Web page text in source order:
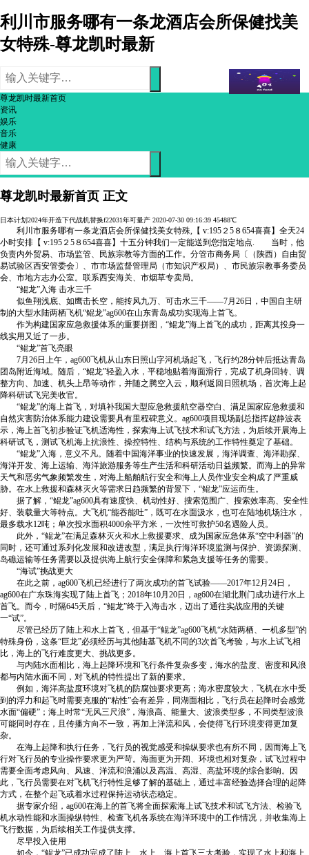
利川市服务哪有一条龙酒店会所保健找美
女特殊-尊龙凯时最新
尊龙凯时最新首页
资讯
娱乐
音乐
健康
尊龙凯时最新首页 正文
日本计划2024年开造下代战机替换f22031年可量产 2020-07-30 09:16:39 45488℃
利川市服务哪有一条龙酒店会所保健找美女特殊,【 v:195２5８654喜喜】全天24
小时安排【 v:195２5８654喜喜】十五分钟我们一定能送到您指定地点. 当时，他
负责内外贸易、市场监管、民族宗教等方面的工作。分管市商务局〔（陕西）自由贸
易试验区西安管委会〕、市市场监督管理局（市知识产权局）、市民族宗教事务委员
会、市地方志办公室。联系西安海关、市烟草专卖局。
“鲲龙”入海 击水三千
似鱼翔浅底、如鹰击长空，能抟风九万、可击水三千——7月26日，中国自主研
制的大型水陆两栖飞机“鲲龙”ag600在山东青岛成功实现海上首飞。
作为构建国家应急救援体系的重要拼图，“鲲龙”海上首飞的成功，距离其投身一
线实用又近了一步。
“鲲龙”首飞亮眼
7月26日上午，ag600飞机从山东日照山字河机场起飞，飞行约28分钟后抵达青岛
团岛附近海域。随后，“鲲龙”轻盈入水，平稳地贴着海面滑行，完成了机身回转、调
整方向、加速、机头上昂等动作，并随之腾空入云，顺利返回日照机场，首次海上起
降科研试飞完美收官。
“鲲龙”的海上首飞，对填补我国大型应急救援航空器空白、满足国家应急救援和
自然灾害防治体系能力建设需要具有里程碑意义。ag600项目现场副总指挥赵静波表
示，海上首飞初步验证飞机适海性，探索海上试飞技术和试飞方法，为后续开展海上
科研试飞，测试飞机海上抗浪性、操控特性、结构与系统的工作特性奠定了基础。
“鲲龙”入海，意义不凡。随着中国海洋事业的快速发展，海洋调查、海洋勘探、
海洋开发、海上运输、海洋旅游服务等生产生活和科研活动日益频繁。而海上的异常
天气和恶劣气象频繁发生，对海上船舶航行安全和海上人员作业安全构成了严重威
胁。在水上救援和森林灭火等需求日趋频繁的背景下，“鲲龙”应运而生。
据了解，“鲲龙”ag600具有速度快、机动性好、搜索范围广、搜索效率高、安全性
好、装载量大等特点。大飞机“能吞能吐”，既可在水面汲水，也可在陆地机场注水，
最多载水12吨；单次投水面积4000余平方米，一次性可救护50名遇险人员。
此外，“鲲龙”在满足森林灭火和水上救援要求、成为国家应急体系“空中利器”的
同时，还可通过系列化发展和改进改型，满足执行海洋环境监测与保护、资源探测、
岛礁运输等任务需要以及提供海上航行安全保障和紧急支援等任务的需要。
“海试”挑战更大
在此之前，ag600飞机已经进行了两次成功的首飞试验——2017年12月24日，
ag600在广东珠海实现了陆上首飞；2018年10月20日，ag600在湖北荆门成功进行水上
首飞。而今，时隔645天后，“鲲龙”终于入海击水，迈出了通往实战应用的关键
一“试”。
尽管已经历了陆上和水上首飞，但基于“鲲龙”ag600飞机“水陆两栖、一机多型”的
特殊身份，这条“巨龙”必须经历与其他陆基飞机不同的3次首飞考验，与水上试飞相
比，海上的飞行难度更大、挑战更多。
与内陆水面相比，海上起降环境和飞行条件复杂多变，海水的盐度、密度和风浪
都与内陆水面不同，对飞机的特性提出了新的要求。
例如，海洋高盐度环境对飞机的防腐蚀要求更高；海水密度较大，飞机在水中受
到的浮力和起飞时需要克服的“粘性”会有差异，同湖面相比，飞行员在起降时会感觉
水面“偏硬”；海上时常“无风三尺浪”，海浪高、能量大、波浪类型多，不同类型波浪
可能同时存在，且传播方向不一致，再加上洋流和风，会使得飞行环境变得更加复
杂。
在海上起降和执行任务，飞行员的视觉感受和操纵要求也有所不同，因而海上飞
行对飞行员的专业操作要求更为严苛。海面更为开阔、环境也相对复杂，试飞过程中
需要全面考虑风向、风速、洋流和浪涌以及高温、高湿、高盐环境的综合影响。因
此，飞行员需要在对飞机飞行特性足够了解的基础上，通过丰富经验选择合理的起降
方式，在整个起飞或着水过程保持运动状态稳定。
据专家介绍，ag600在海上的首飞将全面探索海上试飞技术和试飞方法、检验飞
机水动性能和水面操纵特性、检查飞机各系统在海洋环境中的工作情况，并收集海上
飞行数据，为后续相关工作提供支撑。
尽早投入使用
如今，“鲲龙”已成功完成了陆上、水上、海上首飞三大考验，实现了水上和海上